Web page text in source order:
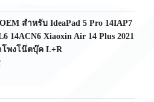
สำหรับ IdeaPad 5 Pro 14IAP7
14ACN6 Xiaoxin Air 14 Plus 2021
โพงโน๊ตบุ๊ค L+R